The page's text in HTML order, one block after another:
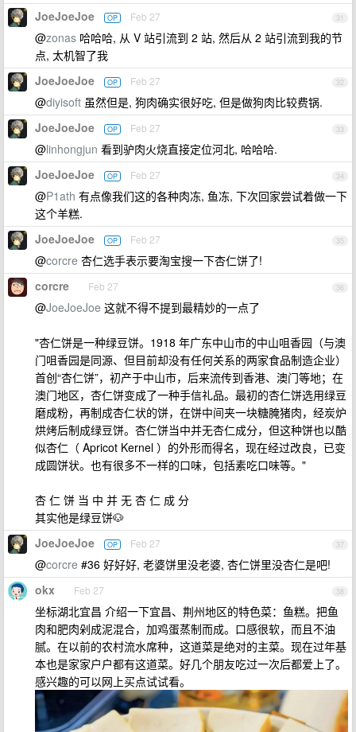
31
JoeJoeJoe OP Feb 27
@zonas 哈哈哈, 从 V 站引流到 2 站, 然后从 2 站引流到我的节
点, 太机智了我
32
JoeJoeJoe OP Feb 27
@diyisoft 虽然但是, 狗肉确实很好吃, 但是做狗肉比较费锅.
33
JoeJoeJoe OP Feb 27
@linhongjun 看到驴肉火烧直接定位河北, 哈哈哈.
34
JoeJoeJoe OP Feb 27
@P1ath 有点像我们这的各种肉冻, 鱼冻, 下次回家尝试着做一下
这个羊糕.
35
JoeJoeJoe OP Feb 27
@corcre 杏仁选手表示要淘宝搜一下杏仁饼了!
36
corcre Feb 27
@JoeJoeJoe 这就不得不提到最精妙的一点了
"杏仁饼是一种绿豆饼。1918 年广东中山市的中山咀香园（与澳
门咀香园是同源、但目前却没有任何关系的两家食品制造企业）
首创“杏仁饼”，初产于中山市，后来流传到香港、澳门等地；在
澳门地区，杏仁饼变成了一种手信礼品。最初的杏仁饼选用绿豆
磨成粉，再制成杏仁状的饼，在饼中间夹一块糖腌猪肉，经炭炉
烘烤后制成绿豆饼。杏仁饼当中并无杏仁成分，但这种饼也以酷
似杏仁（ Apricot Kernel ）的外形而得名，现在经过改良，已变
成圆饼状。也有很多不一样的口味，包括素吃口味等。"
杏 仁 饼 当 中 并 无 杏 仁 成 分
其实他是绿豆饼🐶
37
JoeJoeJoe OP Feb 27
@corcre #36 好好好, 老婆饼里没老婆, 杏仁饼里没杏仁是吧!
38
okx Feb 27
坐标湖北宜昌 介绍一下宜昌、荆州地区的特色菜：鱼糕。把鱼
肉和肥肉剁成泥混合，加鸡蛋蒸制而成。口感很软，而且不油
腻。在以前的农村流水席种，这道菜是绝对的主菜。现在过年基
本也是家家户户都有这道菜。好几个朋友吃过一次后都爱上了。
感兴趣的可以网上买点试试看。